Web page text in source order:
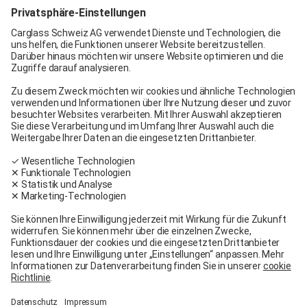
Carglass® Pratteln
Carglass® Bern
Carglass® Winterthur
Carglass® Crissier
Carglass® Volketswil
Kontakt
Carglass® in meiner Nähe
Facebook
Youtube
Linkedin
Allgemeine Bedingungen
Rechtliche Hinweise
Allgemeine Dienstleistungs- und Verkaufsbedingungen
Nutzungsbedingungen
Garantiebedingungen
Datenschutz